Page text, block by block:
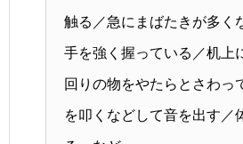
触る／急にまばたきが多く
手を強く握っている／机上
回りの物をやたらとさわっ
を叩くなどして音を出す／